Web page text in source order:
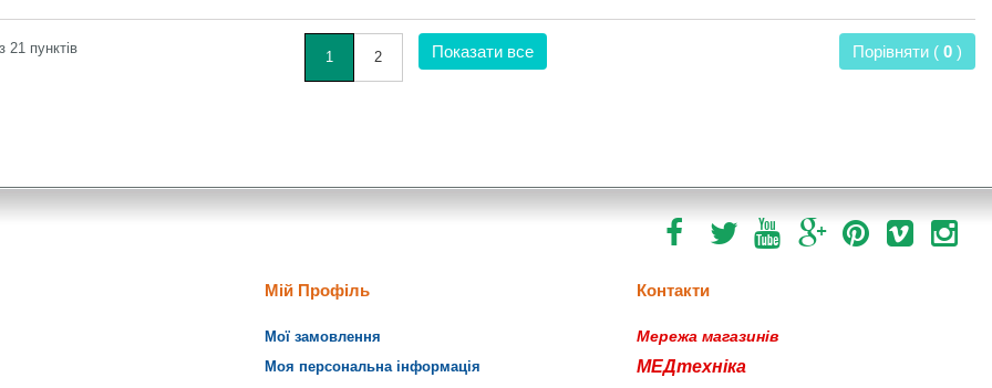
Порівняти ( 0 )
Показати все
1 2
21 пунктів
Мій Профіль
Мої замовлення
Моя персональна інформація
Контакти
Мережа магазинів
МЕДтехніка